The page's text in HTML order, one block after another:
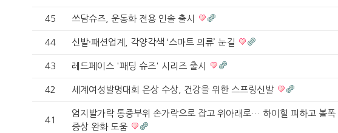
45 쓰담슈즈, 운동화 전용 인솔 출시
44 신발·패션업계, 각양각색 ‘스마트 의류’ 눈길
43 레드페이스 '패딩 슈즈' 시리즈 출시
42 세계여성발명대회 은상 수상, 건강을 위한 스프링신발
41
엄지발가락 통증부위 손가락으로 잡고 위아래로… 하이힐 피하고 볼폭
증상 완화 도움